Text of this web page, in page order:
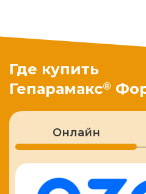
Где купить
Гепарамакс®
Онлайн